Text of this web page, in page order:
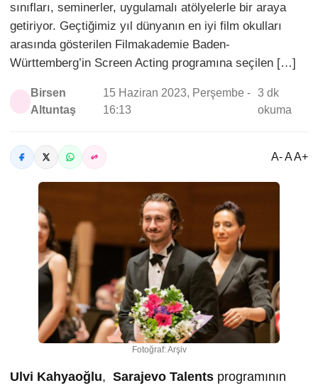
sınıfları, seminerler, uygulamalı atölyelerle bir araya
getiriyor. Geçtiğimiz yıl dünyanın en iyi film okulları
arasında gösterilen Filmakademie Baden-
Württemberg’in Screen Acting programına seçilen […]
Birsen
Altuntaş
15 Haziran 2023, Perşembe -
16:13
3 dk
okuma
A- A A+
Fotoğraf: Arşiv
Ulvi Kahyaoğlu, Sarajevo Talents programının